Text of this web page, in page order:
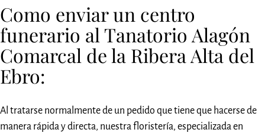
Como enviar un centro
funerario al Tanatorio Alagón
Comarcal de la Ribera Alta del
Ebro:
Al tratarse normalmente de un pedido que tiene que hacerse de
manera rápida y directa, nuestra floristería, especializada en